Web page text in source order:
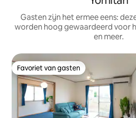
Gasten zijn het ermee eens:
worden hoog gewaardeerd voor
en meer.
Favoriet van gasten
Favoriet van gasten